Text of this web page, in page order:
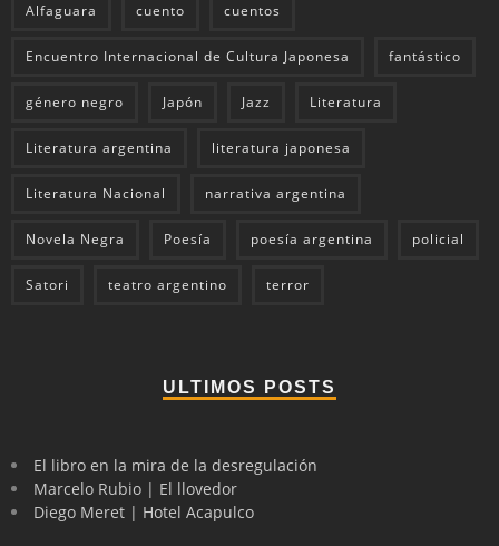
Alfaguara cuento cuentos
Encuentro Internacional de Cultura Japonesa fantástico
género negro Japón Jazz Literatura
Literatura argentina literatura japonesa
Literatura Nacional narrativa argentina
Novela Negra Poesía poesía argentina policial
Satori teatro argentino terror
ULTIMOS POSTS
El libro en la mira de la desregulación
Marcelo Rubio | El llovedor
Diego Meret | Hotel Acapulco